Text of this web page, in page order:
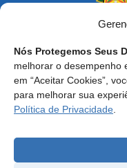
Nós Protegemos Seus
melhorar o desempenho
em “Aceitar Cookies”,
para melhorar sua
Política de Privacidade
Endereço: SCS,
9º Andar CEP 70.316-
Central de